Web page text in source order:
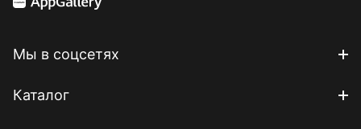
Мы в соцсетях
Каталог